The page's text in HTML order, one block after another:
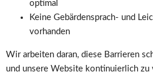
optimal
Keine Gebärdensprach- und
vorhanden
Wir arbeiten daran, diese Barrieren
und unsere Website kontinuierlich zu